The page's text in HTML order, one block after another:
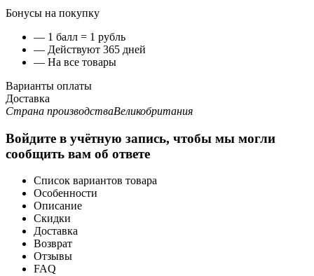
Бонусы на покупку
— 1 балл = 1 рубль
— Действуют 365 дней
— На все товары
Варианты оплаты
Доставка
Страна производстваВеликобритания
Войдите в учётную запись, чтобы мы могли
сообщить вам об ответе
Список вариантов товара
Особенности
Описание
Скидки
Доставка
Возврат
Отзывы
FAQ